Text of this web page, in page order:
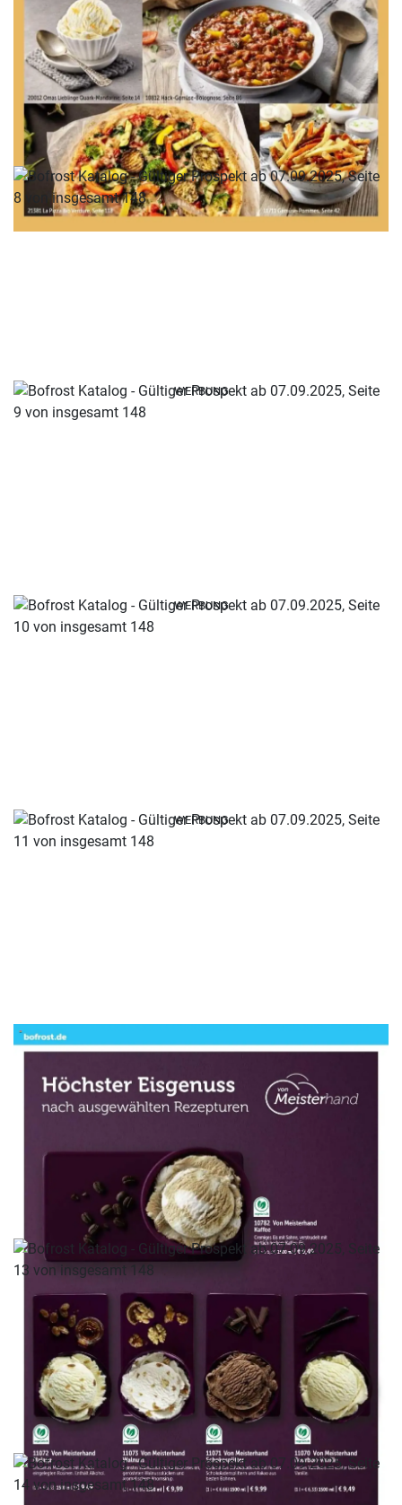
WERBUNG
WERBUNG
WERBUNG
WERBUNG
WERBUNG
WERBUNG